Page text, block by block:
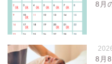
8月
8月